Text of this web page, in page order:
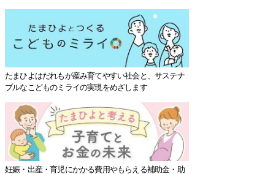
たまひよはだれもが産み育てやすい社会と、サステナ
ブルなこどものミライの実現をめざします
妊娠・出産・育児にかかる費用やもらえる補助金・助